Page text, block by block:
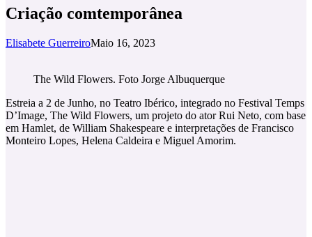
Criação comtemporânea
Elisabete GuerreiroMaio 16, 2023
The Wild Flowers. Foto Jorge Albuquerque
Estreia a 2 de Junho, no Teatro Ibérico, integrado no Festival Temps
D’Image, The Wild Flowers, um projeto do ator Rui Neto, com base
em Hamlet, de William Shakespeare e interpretações de Francisco
Monteiro Lopes, Helena Caldeira e Miguel Amorim.